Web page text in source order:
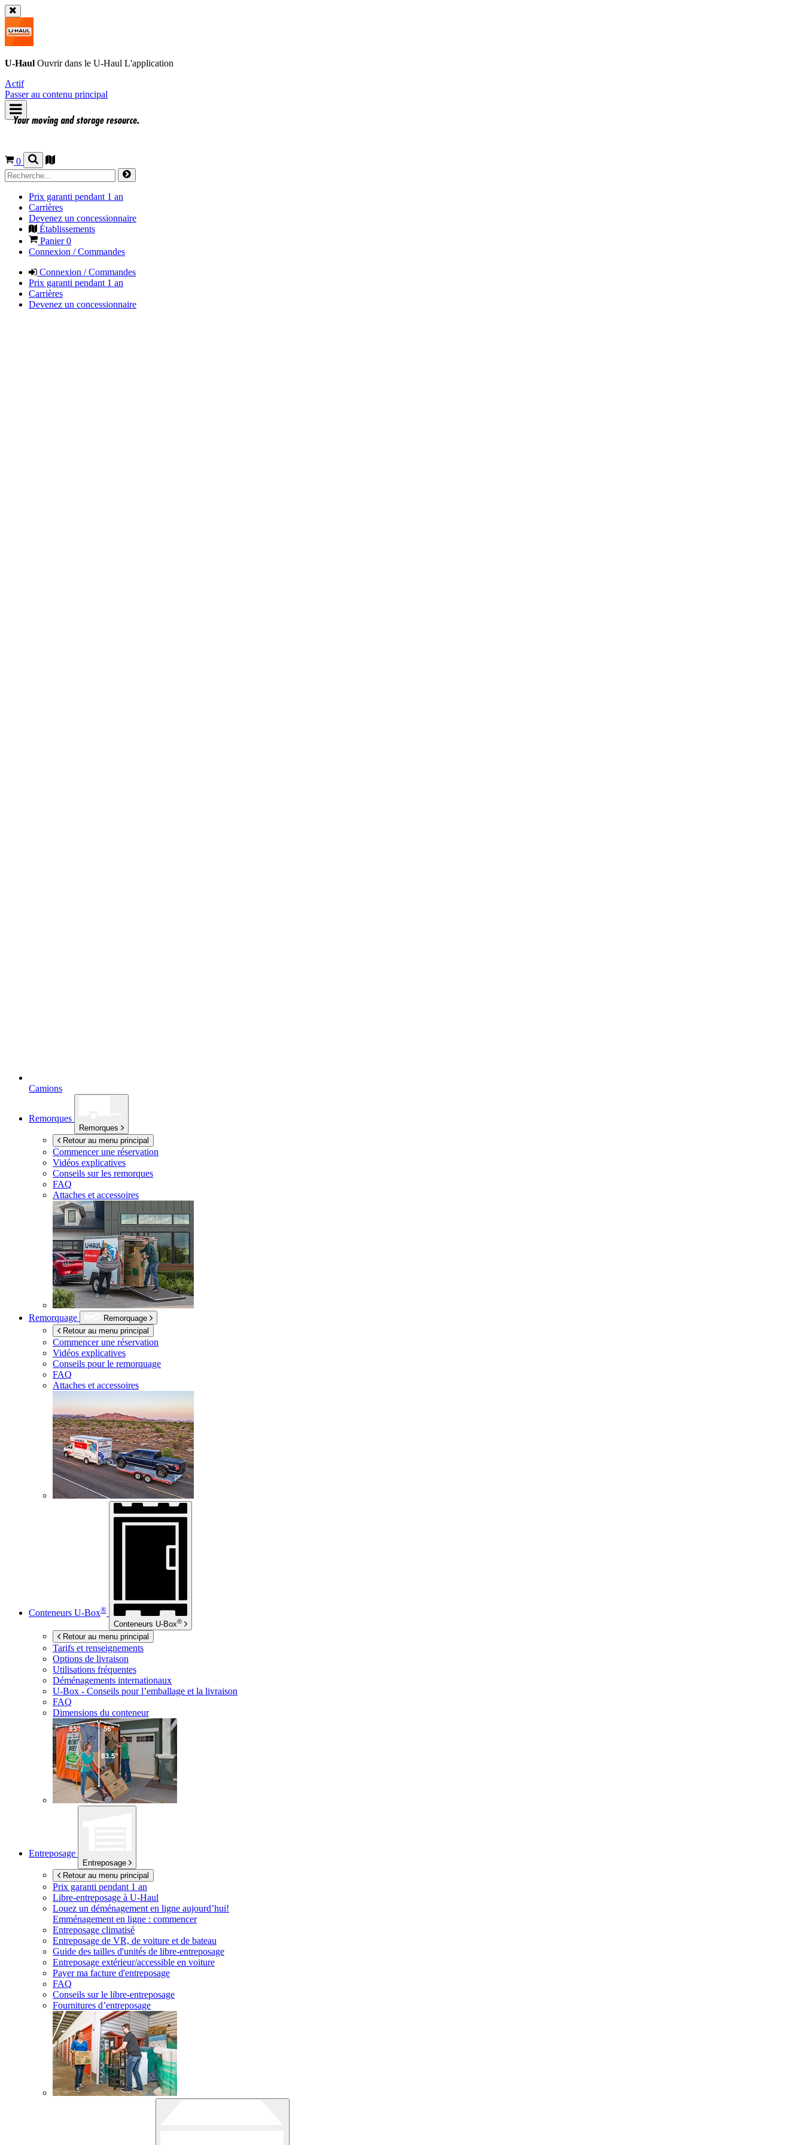
U-Haul Ouvrir dans le U-Haul L'application
Actif
Passer au contenu principal
0
Prix garanti pendant 1 an
Carrières
Devenez un concessionnaire
Établissements
Panier0
Connexion / Commandes
Connexion / Commandes
Prix garanti pendant 1 an
Carrières
Devenez un concessionnaire
Camions
Remorques
Remorques
Retour au menu principal
Commencer une réservation
Vidéos explicatives
Conseils sur les remorques
FAQ
Attaches et accessoires
Remorquage
Remorquage
Retour au menu principal
Commencer une réservation
Vidéos explicatives
Conseils pour le remorquage
FAQ
Attaches et accessoires
Conteneurs U-Box®
Conteneurs U-Box®
Retour au menu principal
Tarifs et renseignements
Options de livraison
Utilisations fréquentes
Déménagements internationaux
U-Box - Conseils pour l’emballage et la livraison
FAQ
Dimensions du conteneur
Entreposage
Entreposage
Retour au menu principal
Prix garanti pendant 1 an
Libre-entreposage à U-Haul
Louez un déménagement en ligne aujourd’hui!
Emménagement en ligne : commencer
Entreposage climatisé
Entreposage de VR, de voiture et de bateau
Guide des tailles d'unités de libre-entreposage
Entreposage extérieur/accessible en voiture
Payer ma facture d'entreposage
FAQ
Conseils sur le libre-entreposage
Fournitures d’entreposage